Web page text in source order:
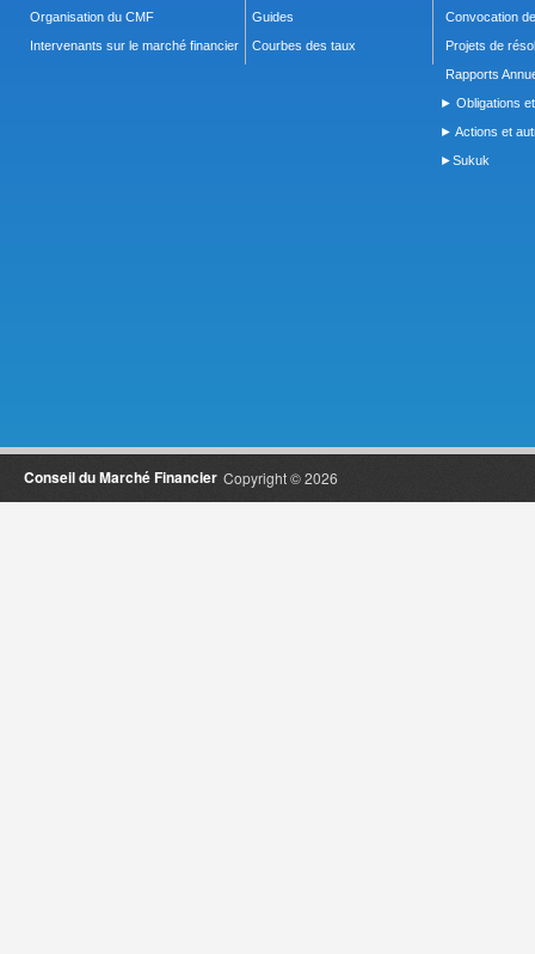
Organisation du CMF
Intervenants sur le marché financier
Guides
Courbes des taux
Convocation
Projets de
Rapports
► Obligations
► Actions et
►Sukuk
Copyright © 2026
Conseil du Marché Financier